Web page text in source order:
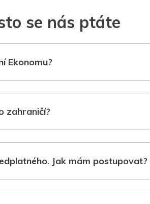
se nás ptáte
Ekonomu?
zahraničí?
Jak mám postupovat?